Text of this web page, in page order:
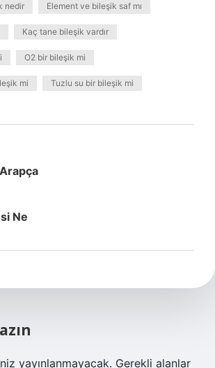
nedir Element ve bileşik saf mı
Kaç tane bileşik vardır
O2 bir bileşik mi
mi Tuzlu su bir bileşik mi
Ne
yayınlanmayacak. Gerekli alanlar